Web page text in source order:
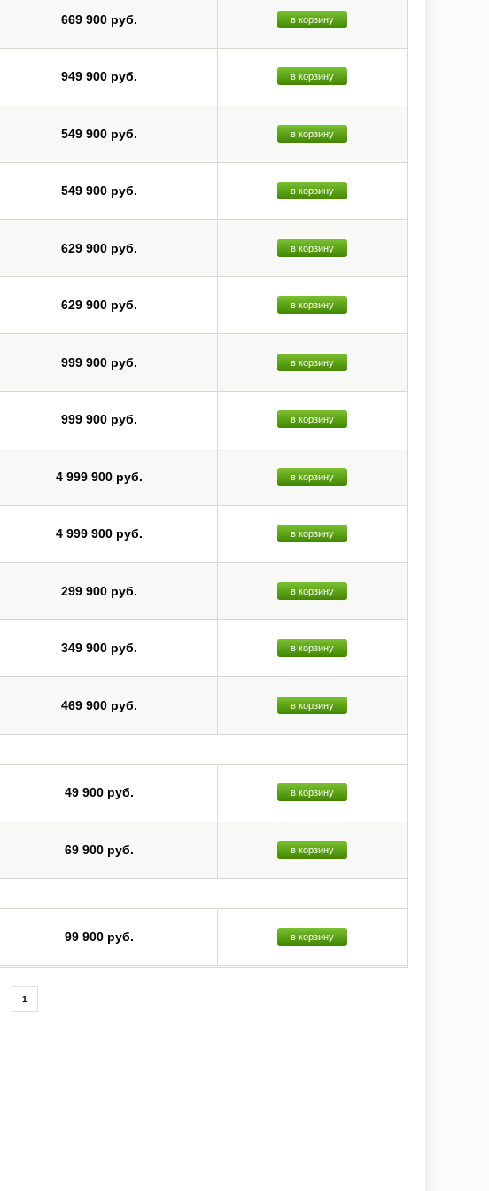
669 900 руб. в корзину
949 900 руб. в корзину
549 900 руб. в корзину
549 900 руб. в корзину
629 900 руб. в корзину
629 900 руб. в корзину
999 900 руб. в корзину
999 900 руб. в корзину
4 999 900 руб. в корзину
4 999 900 руб. в корзину
299 900 руб. в корзину
349 900 руб. в корзину
469 900 руб. в корзину
49 900 руб. в корзину
69 900 руб. в корзину
99 900 руб. в корзину
1